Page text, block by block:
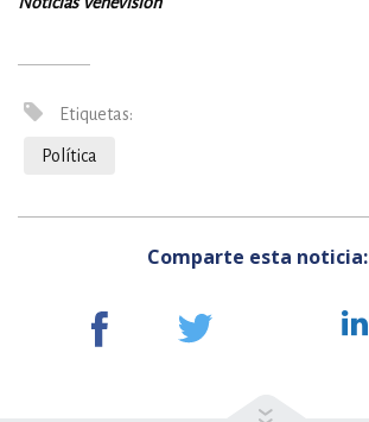
Etiquetas:
Política
Comparte esta noticia: